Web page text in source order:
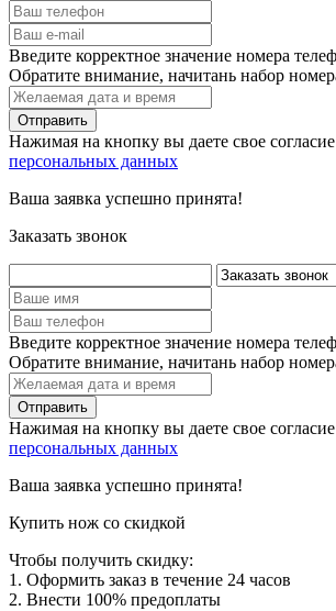
Введите корректное значение номера
Обратите внимание, начитань набор
Нажимая на кнопку вы даете свое
персональных данных
Ваша заявка успешно принята!
Заказать звонок
Введите корректное значение номера
Обратите внимание, начитань набор
Нажимая на кнопку вы даете свое
персональных данных
Ваша заявка успешно принята!
Купить нож со скидкой
Чтобы получить скидку:
1. Оформить заказ в течение 24 часов
2. Внести 100% предоплаты